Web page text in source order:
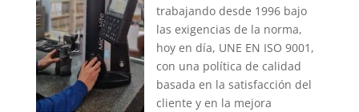
trabajando desde 1996 bajo
las exigencias de la norma,
hoy en día, UNE EN ISO 9001,
con una política de calidad
basada en la satisfacción del
cliente y en la mejora